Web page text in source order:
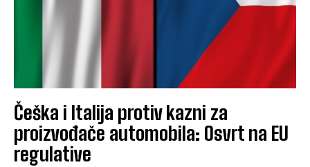
Češka i Italija protiv kazni za
proizvođače automobila: Osvrt na EU
regulative